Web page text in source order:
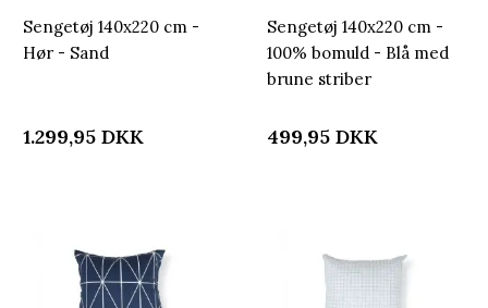
Sengetøj 140x220 cm -
Hør - Sand
1.299,95 DKK
Sengetøj 140x220 cm -
100% bomuld - Blå med
brune striber
499,95 DKK